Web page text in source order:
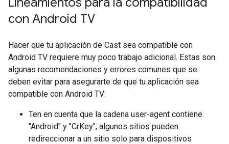
con Android TV
Hacer que tu aplicación de Cast sea compatible con
Android TV requiere muy poco trabajo adicional. Estas son
algunas recomendaciones y errores comunes que se
deben evitar para asegurarte de que tu aplicación sea
compatible con Android TV:
Ten en cuenta que la cadena user-agent contiene
"Android" y "CrKey"; algunos sitios pueden
redireccionar a un sitio solo para dispositivos